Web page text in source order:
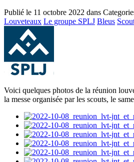
Publié le 11 octobre 2022 dans
Louveteaux Le groupe SPLJ Bleus
Voici quelques photos de la réunion
la messe organisée par les scouts, le